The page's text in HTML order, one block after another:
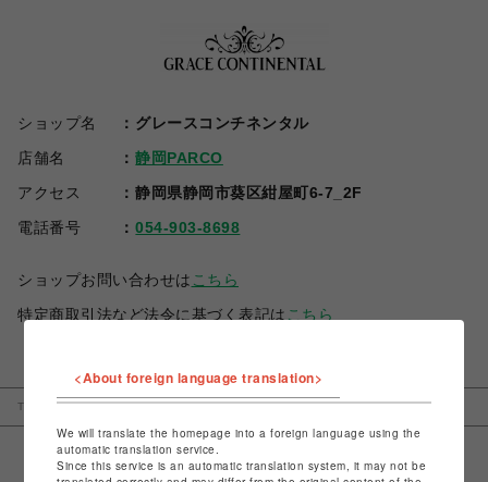
ショップ名
グレースコンチネンタル
店舗名
静岡PARCO
アクセス
静岡県静岡市葵区紺屋町6-7_2F
電話番号
054-903-8698
ショップお問い合わせは こちら
特定商取引法など法令に基づく表記は こちら
TOP 静岡PARCO グレースコンチネンタル
<About foreign language translation>
We will translate the homepage into a foreign language using the
automatic translation service.
Since this service is an automatic translation system, it may not be